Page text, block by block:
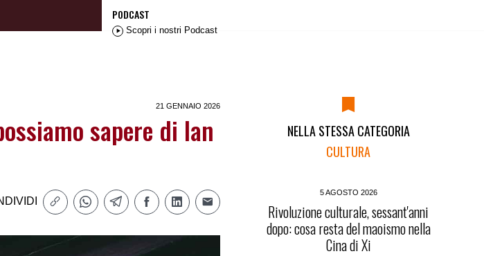
PODCAST
Scopri i nostri Podcast
21 GENNAIO 2026
sapere di Ian
NELLA STESSA CATEGORIA
CULTURA
5 AGOSTO 2026
Rivoluzione culturale, sessant'anni
dopo: cosa resta del maoismo nella
Cina di Xi